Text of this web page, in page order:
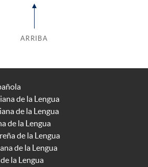
ARRIBA
de la Lengua
de la Lengua
de la Lengua
de la Lengua
de la Lengua
la Lengua